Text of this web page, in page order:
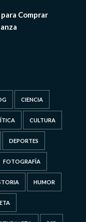
Comprar
CIENCIA
CULTURA
DEPORTES
FOTOGRAFÍA
HUMOR